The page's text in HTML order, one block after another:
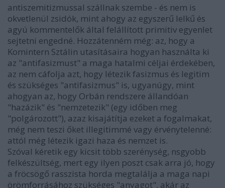
antiszemitizmussal szállnak szembe - és nem is
okvetlenül zsidók, mint ahogy az egyszerű lelkű és
agyú kommentelők által felállított primitiv egyenlet
sejtetni engedné. Hozzátenném még: az, hogy a
Komintern Sztálin utasításaira hogyan használta ki
az "antifasizmust" a maga hatalmi céljai érdekében,
az nem cáfolja azt, hogy létezik fasizmus és legitim
és szükséges "antifasizmus" is, ugyanúgy, mint
ahogyan az, hogy Orbán rendszere állandóan
"hazázik" és "nemzetezik" (egy időben meg
"polgározott"), azaz kisajátítja ezeket a fogalmakat,
még nem teszi őket illegitimmé vagy érvénytelenné:
attól még létezik igazi haza és nemzet is.
Szóval kéretik egy kicsit több szerénység, nsgyobb
felkészültség, mert egy ilyen poszt csak arra jó, hogy
a fröcsögő rasszista horda megtalálja a maga napi
örömforrásához szükséges "anyagot", akár az